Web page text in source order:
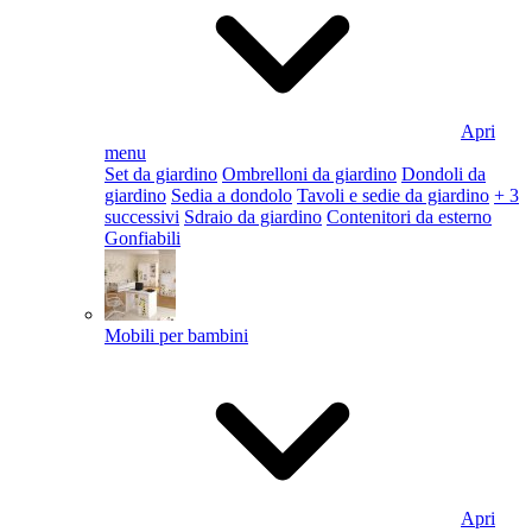
Apri
menu
Set da giardino Ombrelloni da giardino Dondoli da
giardino Sedia a dondolo Tavoli e sedie da giardino + 3
successivi Sdraio da giardino Contenitori da esterno
Gonfiabili
Mobili per bambini
Apri